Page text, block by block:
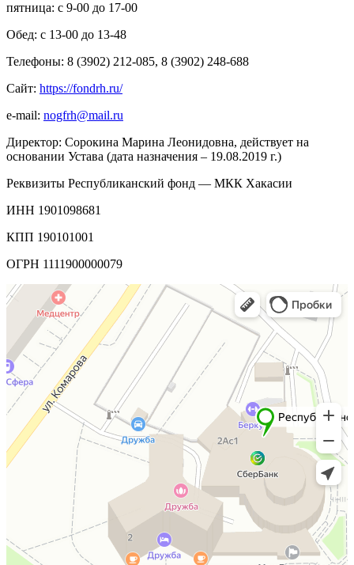
пятница: с 9-00 до 17-00
Обед: с 13-00 до 13-48
Телефоны: 8 (3902) 212-085, 8 (3902) 248-688
Сайт: https://fondrh.ru/
e-mail: nogfrh@mail.ru
Директор: Сорокина Марина Леонидовна, действует на
основании Устава (дата назначения – 19.08.2019 г.)
Реквизиты Республиканский фонд — МКК Хакасии
ИНН 1901098681
КПП 190101001
ОГРН 1111900000079